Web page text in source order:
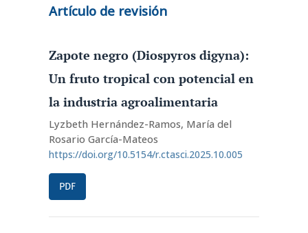
Artículo de revisión
Zapote negro (Diospyros digyna):
Un fruto tropical con potencial en
la industria agroalimentaria
Lyzbeth Hernández-Ramos, María del
Rosario García-Mateos
https://doi.org/10.5154/r.ctasci.2025.10.005
PDF